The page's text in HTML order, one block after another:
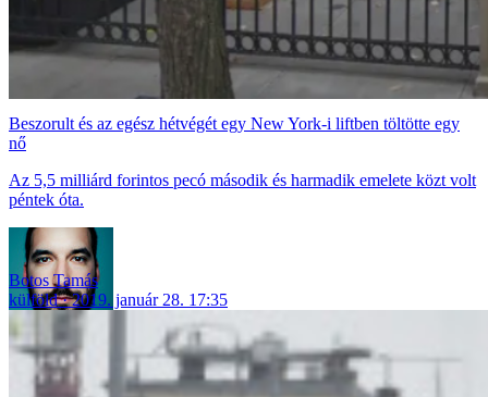
Beszorult és az egész hétvégét egy New York-i liftben töltötte egy
nő
Az 5,5 milliárd forintos pecó második és harmadik emelete közt volt
péntek óta.
Botos Tamás
külföld
2019. január 28. 17:35